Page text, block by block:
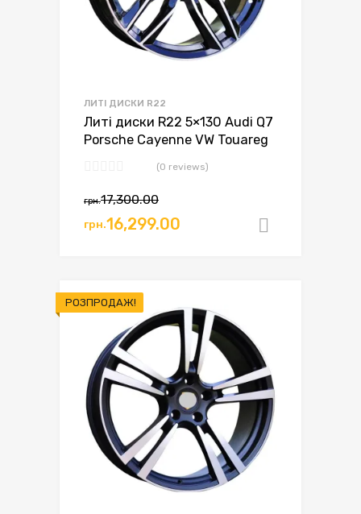
ЛИТІ ДИСКИ R22
Литі диски R22 5×130 Audi Q7
Porsche Cayenne VW Touareg
(0 reviews)
грн.17,300.00
грн.16,299.00
РОЗПРОДАЖ!